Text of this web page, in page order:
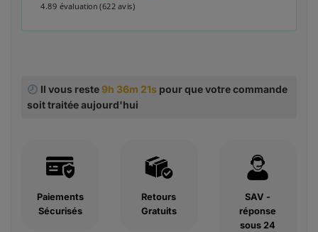
4.89 évaluation (622 avis)
Il vous reste9h 36m 20s pour que votre commande
soit traitée aujourd'hui
Paiements
Sécurisés
Retours
Gratuits
SAV -
réponse
sous 24